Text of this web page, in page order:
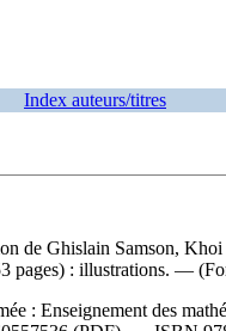
Index auteurs/titres
de Ghislain Samson,
: illustrations. —
: Enseignement des